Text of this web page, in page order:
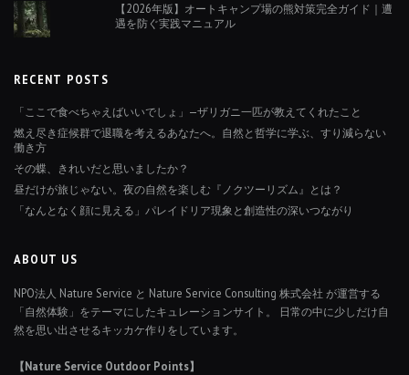
【2026年版】オートキャンプ場の熊対策完全ガイド｜遭
遇を防ぐ実践マニュアル
RECENT POSTS
「ここで食べちゃえばいいでしょ」—ザリガニ一匹が教えてくれたこと
燃え尽き症候群で退職を考えるあなたへ。自然と哲学に学ぶ、すり減らない
働き方
その蝶、きれいだと思いましたか？
昼だけが旅じゃない。夜の自然を楽しむ『ノクツーリズム』とは？
「なんとなく顔に見える」パレイドリア現象と創造性の深いつながり
ABOUT US
NPO法人 Nature Service と Nature Service Consulting 株式会社 が運営する
「自然体験」をテーマにしたキュレーションサイト。 日常の中に少しだけ自
然を思い出させるキッカケ作りをしています。
【Nature Service Outdoor Points】